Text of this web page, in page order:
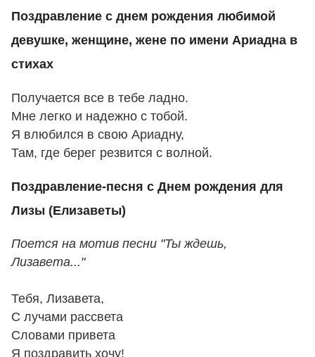
Поздравление с днем рождения любимой
девушке, женщине, жене по имени Ариадна в
стихах
Получается все в тебе ладно.
Мне легко и надежно с тобой.
Я влюбился в свою Ариадну,
Там, где берег резвится с волной.
Поздравление-песня с Днем рождения для
Лизы (Елизаветы)
Поется на мотив песни "Ты ждешь,
Лизавета..."
Тебя, Лизавета,
С лучами рассвета
Словами привета
Я поздравить хочу!